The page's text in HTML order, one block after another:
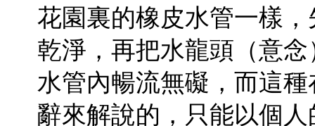
花園裏的橡皮水管一樣
乾淨，再把水龍頭（意
水管內暢流無礙，而這
辭來解說的，只能以個